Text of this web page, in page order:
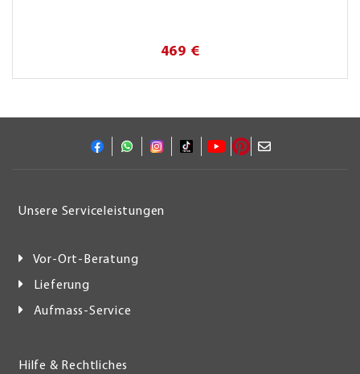
469 €
Unsere Serviceleistungen
Vor-Ort-Beratung
Lieferung
Aufmass-Service
Hilfe & Rechtliches